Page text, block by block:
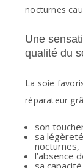
nocturnes
Une
qualité du
La soie
réparateur
son
sa
nocturnes,
l’absence
sa